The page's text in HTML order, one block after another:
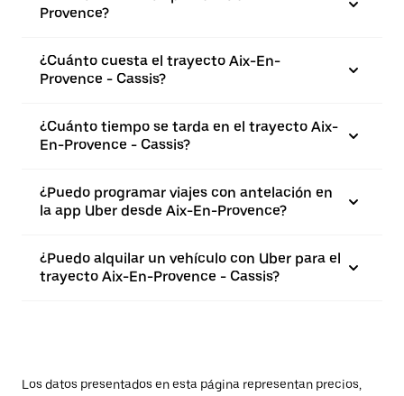
Provence?
¿Cuánto cuesta el trayecto Aix-En-
Provence - Cassis?
¿Cuánto tiempo se tarda en el trayecto Aix-
En-Provence - Cassis?
¿Puedo programar viajes con antelación en
la app Uber desde Aix-En-Provence?
¿Puedo alquilar un vehículo con Uber para el
trayecto Aix-En-Provence - Cassis?
Los datos presentados en esta página representan precios,